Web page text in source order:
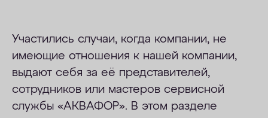
АКЦИИ
ДОСТАВКА
Участились случаи, когда компании, не
имеющие отношения к нашей компании,
выдают себя за её представителей,
сотрудников или мастеров сервисной
службы «АКВАФОР». В этом разделе